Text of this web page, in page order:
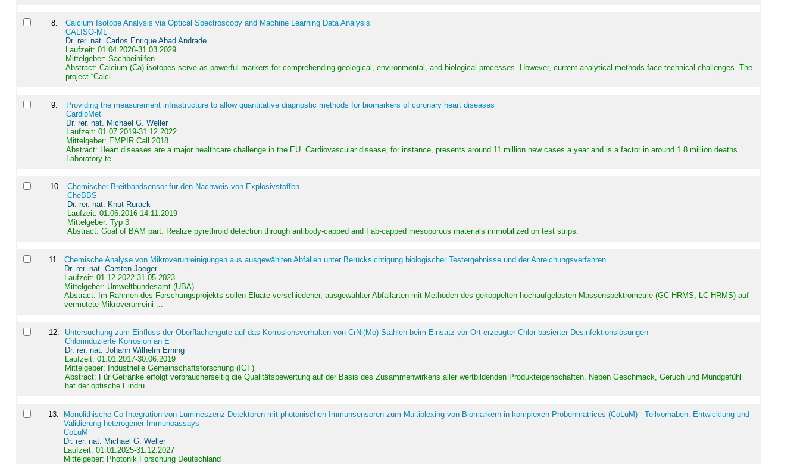
8.
Calcium Isotope Analysis via Optical Spectroscopy and Machine Learning Data Analysis
CALISO-ML
Dr. rer. nat. Carlos Enrique Abad Andrade
Laufzeit: 01.04.2026-31.03.2029
Mittelgeber: Sachbeihilfen
Abstract:Calcium (Ca) isotopes serve as powerful markers for comprehending geological, environmental, and biological processes. However, current analytical methods face technical challenges. The
project “Calci ...
9
Providing the measurement infrastructure to allow quantitative diagnostic methods for biomarkers of coronary heart diseases
CardioMet
Dr. rer. nat. Michael G. Weller
Laufzeit: 01.07.2019-31.12.2022
Mittelgeber: EMPIR Call 2018
Abstract: Heart diseases are a major healthcare challenge in the EU. Cardiovascular disease, for instance, presents around 11 million new cases a year and is a factor in around 1.8 million deaths.
Laboratory te ...
10.
Chemischer Breitbandsensor für den Nachweis von Explosivstoffen
CheBBS
Dr. rer. nat. Knut Rurack
Laufzeit: 01.06.2016-14.11.2019
Mittelgeber: Typ 3
Abstract:Goal of BAM part: Realize pyrethroid detection through antibody-capped and Fab-capped mesoporous materials immobilized on test strips.
11
Chemische Analyse von Mikroverunreinigungen aus ausgewählten Abfällen unter Berücksichtigung biologischer Testergebnisse und der Anreichungsverfahren
Dr. rer. nat. Carsten Jaeger
Laufzeit: 01.12.2022-31.05.2023
Mittelgeber: Umweltbundesamt (UBA)
Abstract: Im Rahmen des Forschungsprojekts sollen Eluate verschiedener, ausgewählter Abfallarten mit Methoden des gekoppelten hochaufgelösten Massenspektrometrie (GC-HRMS, LC-HRMS) auf
vermutete Mikroverunreini ...
12.
Untersuchung zum Einfluss der Oberflächengüte auf das Korrosionsverhalten von CrNi(Mo)-Stählen beim Einsatz vor Ort erzeugter Chlor basierter Desinfektionslösungen
Chlorinduzierte Korrosion an E
Dr. rer. nat. Johann Wilhelm Erning
Laufzeit: 01.01.2017-30.06.2019
Mittelgeber: Industrielle Gemeinschaftsforschung (IGF)
Abstract: Für Getränke erfolgt verbraucherseitig die Qualitätsbewertung auf der Basis des Zusammenwirkens aller wertbildenden Produkteigenschaften. Neben Geschmack, Geruch und Mundgefühl
hat der optische Eindru ...
13.
Monolithische Co-Integration von Lumineszenz-Detektoren mit photonischen Immunsensoren zum Multiplexing von Biomarkern in komplexen Probenmatrices (CoLuM) - Teilvorhaben: Entwicklung und
Validierung heterogener Immunoassays
CoLuM
Dr. rer. nat. Michael G. Weller
Laufzeit: 01.01.2025-31.12.2027
Mittelgeber: Photonik Forschung Deutschland